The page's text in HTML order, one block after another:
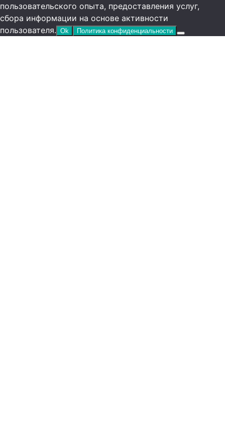
пользовательского опыта, предоставления услуг,
сбора информации на основе активности
пользователя. Ok Политика конфиденциальности